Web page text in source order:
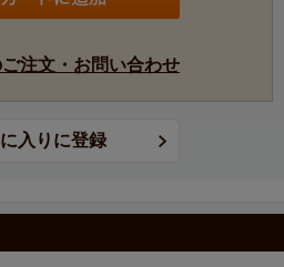
注文・お問い合わせ